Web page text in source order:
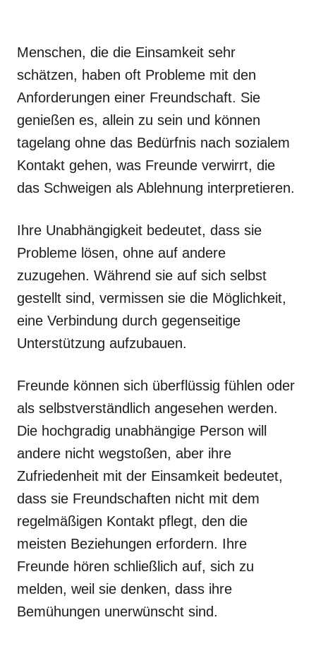
Menschen, die die Einsamkeit sehr
schätzen, haben oft Probleme mit den
Anforderungen einer Freundschaft. Sie
genießen es, allein zu sein und können
tagelang ohne das Bedürfnis nach sozialem
Kontakt gehen, was Freunde verwirrt, die
das Schweigen als Ablehnung interpretieren.
Ihre Unabhängigkeit bedeutet, dass sie
Probleme lösen, ohne auf andere
zuzugehen. Während sie auf sich selbst
gestellt sind, vermissen sie die Möglichkeit,
eine Verbindung durch gegenseitige
Unterstützung aufzubauen.
Freunde können sich überflüssig fühlen oder
als selbstverständlich angesehen werden.
Die hochgradig unabhängige Person will
andere nicht wegstoßen, aber ihre
Zufriedenheit mit der Einsamkeit bedeutet,
dass sie Freundschaften nicht mit dem
regelmäßigen Kontakt pflegt, den die
meisten Beziehungen erfordern. Ihre
Freunde hören schließlich auf, sich zu
melden, weil sie denken, dass ihre
Bemühungen unerwünscht sind.